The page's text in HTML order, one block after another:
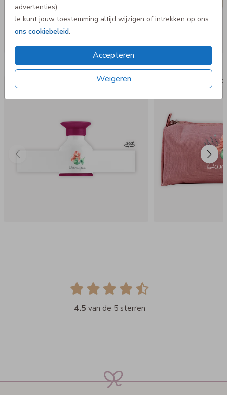
advertenties).
Je kunt jouw toestemming altijd wijzigen of intrekken op ons
ons cookiebeleid.
Accepteren
Weigeren
Nog meer in deze stijl
4.5 van de 5 sterren